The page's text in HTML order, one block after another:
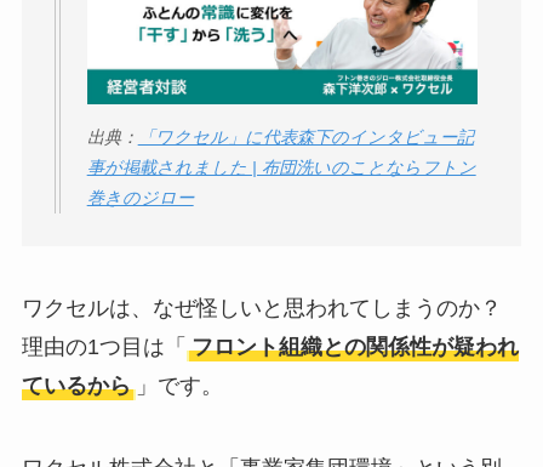
ミ・評判が正直ヤバ
い って本当？
出典：
「ワクセル」に代表森下のインタビュー記
事が掲載されました | 布団洗いのことならフトン
巻きのジロー
ワクセルは、なぜ怪しいと思われてしまうのか？
理由の1つ目は「 フロント組織との関係性が疑われ
ているから 」です。